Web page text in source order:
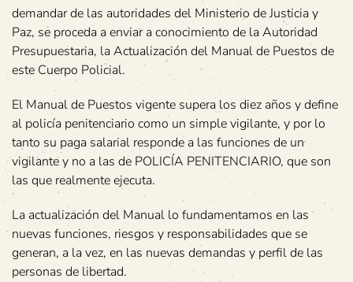
demandar de las autoridades del Ministerio de Justicia y
Paz, se proceda a enviar a conocimiento de la Autoridad
Presupuestaria, la Actualización del Manual de Puestos de
este Cuerpo Policial.
El Manual de Puestos vigente supera los diez años y define
al policía penitenciario como un simple vigilante, y por lo
tanto su paga salarial responde a las funciones de un
vigilante y no a las de POLICÍA PENITENCIARIO, que son
las que realmente ejecuta.
La actualización del Manual lo fundamentamos en las
nuevas funciones, riesgos y responsabilidades que se
generan, a la vez, en las nuevas demandas y perfil de las
personas de libertad.